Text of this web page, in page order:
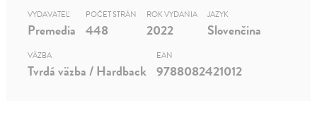
VYDAVATEĽ
Premedia
POČET STRÁN
448
ROK VYDANIA
2022
JAZYK
Slovenčina
VÄZBA
Tvrdá väzba / Hardback
EAN
9788082421012